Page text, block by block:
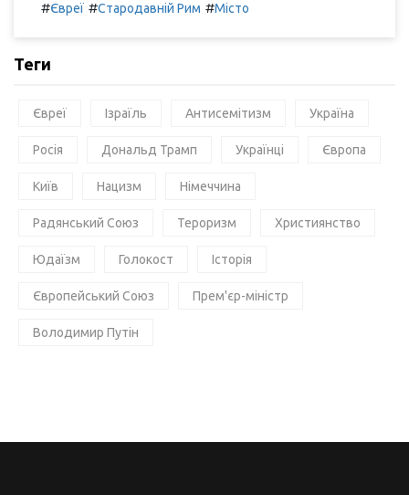
#Євреї #Стародавній Рим #Місто
Теги
Євреї Ізраїль Антисемітизм Україна
Росія Дональд Трамп Українці Європа
Київ Нацизм Німеччина
Радянський Союз Тероризм Християнство
Юдаїзм Голокост Історія
Європейський Союз Прем'єр-міністр
Володимир Путін